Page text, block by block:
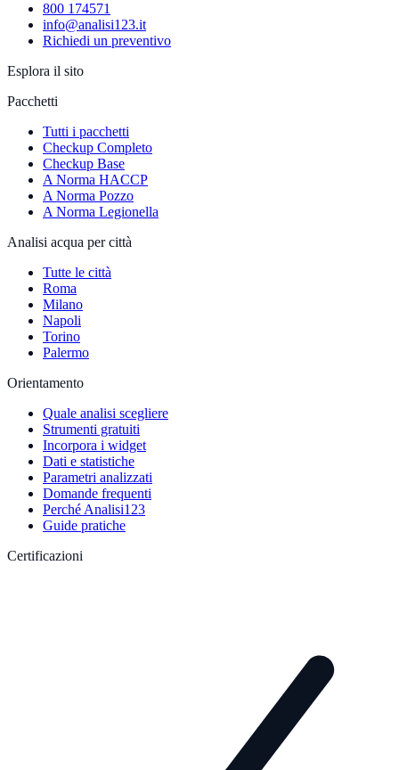
800 174571
info@analisi123.it
Richiedi un preventivo
Esplora il sito
Pacchetti
Tutti i pacchetti
Checkup Completo
Checkup Base
A Norma HACCP
A Norma Pozzo
A Norma Legionella
Analisi acqua per città
Tutte le città
Roma
Milano
Napoli
Torino
Palermo
Orientamento
Quale analisi scegliere
Strumenti gratuiti
Incorpora i widget
Dati e statistiche
Parametri analizzati
Domande frequenti
Perché Analisi123
Guide pratiche
Certificazioni